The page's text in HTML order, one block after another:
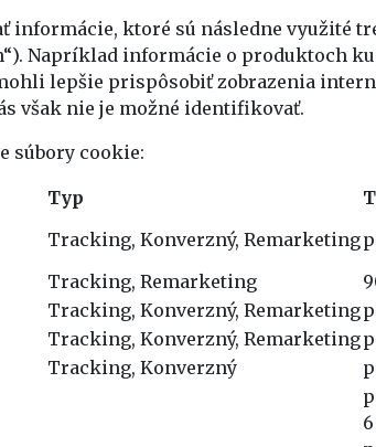
informácie, ktoré sú následne využité
Napríklad informácie o produktoch
lepšie prispôsobiť zobrazenia
však nie je možné identifikovať.
súbory cookie:
Typ
Tracking, Konverzný, Remarketing
Tracking, Remarketing
Tracking, Konverzný, Remarketing
Tracking, Konverzný, Remarketing
Tracking, Konverzný